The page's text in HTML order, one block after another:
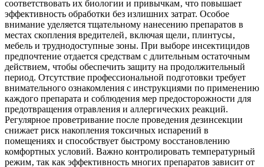
соответствовать их биологии и привычкам‚ что повышает
эффективность обработки без излишних затрат. Особое
внимание уделяется тщательному нанесению препаратов в
местах скопления вредителей‚ включая щели‚ плинтусы‚
мебель и труднодоступные зоны. При выборе инсектицидов
предпочтение отдается средствам с длительным остаточным
действием‚ чтобы обеспечить защиту на продолжительный
период. Отсутствие профессиональной подготовки требует
внимательного ознакомления с инструкциями по применению
каждого препарата и соблюдения мер предосторожности для
предотвращения отравления и аллергических реакций.
Регулярное проветривание после проведения дезинсекции
снижает риск накопления токсичных испарений в
помещениях и способствует быстрому восстановлению
комфортных условий. Важно контролировать температурный
режим‚ так как эффективность многих препаратов зависит от